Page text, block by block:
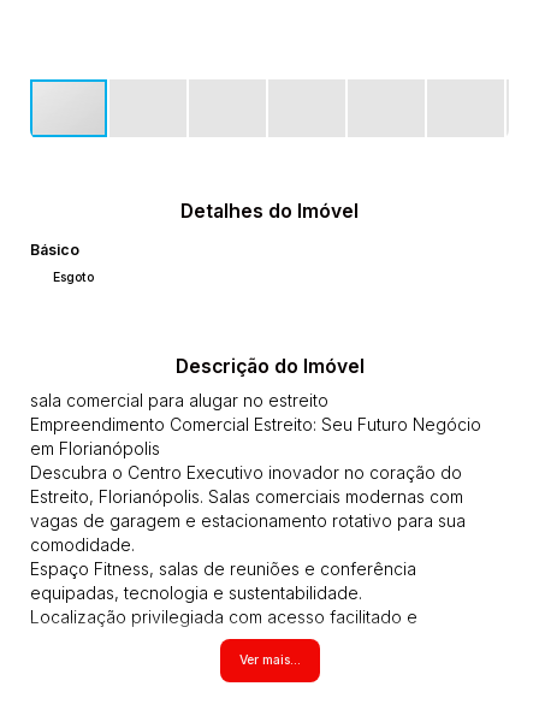
Detalhes do Imóvel
Básico
Esgoto
Descrição do Imóvel
sala comercial para alugar no estreito
Empreendimento Comercial Estreito: Seu Futuro Negócio
em Florianópolis
Descubra o Centro Executivo inovador no coração do
Estreito, Florianópolis. Salas comerciais modernas com
vagas de garagem e estacionamento rotativo para sua
comodidade.
Espaço Fitness, salas de reuniões e conferência
equipadas, tecnologia e sustentabilidade.
Localização privilegiada com acesso facilitado e
acessibilidade total. Um investimento inteligente para o
Ver mais...